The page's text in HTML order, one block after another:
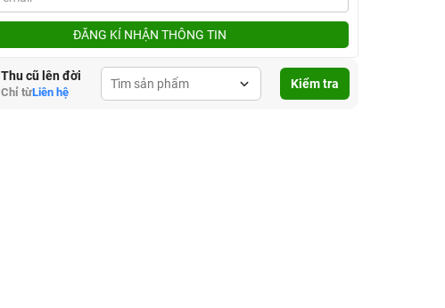
ĐĂNG KÍ NHẬN THÔNG TIN
Thu cũ lên đời
Chỉ từLiên hệ
Kiểm tra